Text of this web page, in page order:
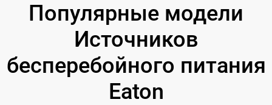
Популярные модели
Источников
бесперебойного питания
Eaton